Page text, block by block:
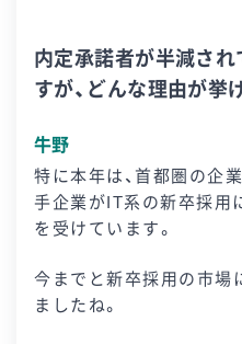
内定承諾者が半減さ
すが、どんな理由が挙
牛野
特に本年は、首都圏の企
手企業がIT系の新卒採用
を受けています。
今までと新卒採用の市場
ましたね。